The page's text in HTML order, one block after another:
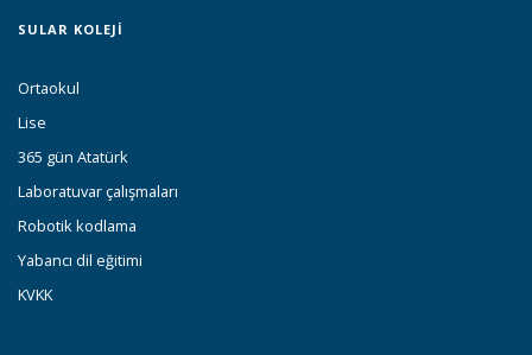
SULAR KOLEJI
Ortaokul
Lise
365 gün Atatürk
Laboratuvar çalışmaları
Robotik kodlama
Yabancı dil eğitimi
KVKK